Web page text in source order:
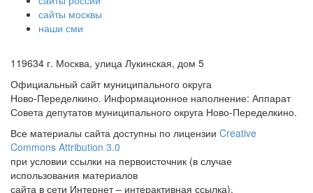
сайты москвы
наши сми
119634 г. Москва, улица Лукинская, дом 5
Официальный сайт муниципального округа
Ново-Переделкино. Информационное наполнение: Аппарат
Совета депутатов муниципального округа Ново-Переделкино.
Все материалы сайта доступны по лицензии Creative
Commons Attribution 3.0
при условии ссылки на первоисточник (в случае
использования материалов
сайта в сети Интернет – интерактивная ссылка).